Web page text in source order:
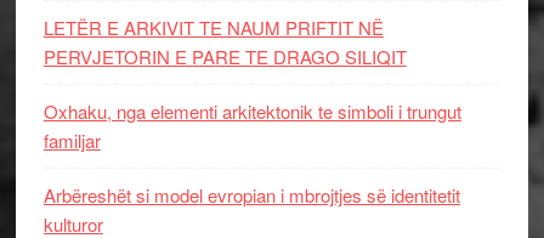
LETËR E ARKIVIT TE NAUM PRIFTIT NË
PERVJETORIN E PARE TE DRAGO SILIQIT
Oxhaku, nga elementi arkitektonik te simboli i trungut
familjar
Arbëreshët si model evropian i mbrojtjes së identitetit
kulturor